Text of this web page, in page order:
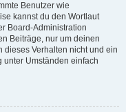
Benutzer wie
kannst du den Wortlaut
Board-Administration
Beiträge, nur um deinen
Verhalten nicht und ein
unter Umständen einfach